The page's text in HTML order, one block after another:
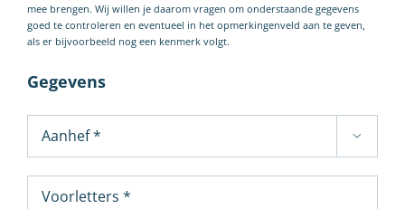
mee brengen. Wij willen je daarom vragen om onderstaande gegevens
goed te controleren en eventueel in het opmerkingenveld aan te geven,
als er bijvoorbeeld nog een kenmerk volgt.
Gegevens
